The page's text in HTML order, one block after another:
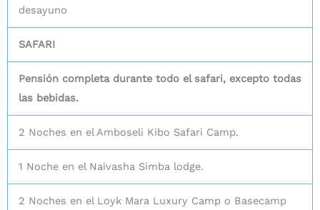
desayuno
SAFARI
Pensión completa durante todo el safari, excepto todas
las bebidas.
2 Noches en el Amboseli Kibo Safari Camp.
1 Noche en el Naivasha Simba lodge.
2 Noches en el Loyk Mara Luxury Camp o Basecamp